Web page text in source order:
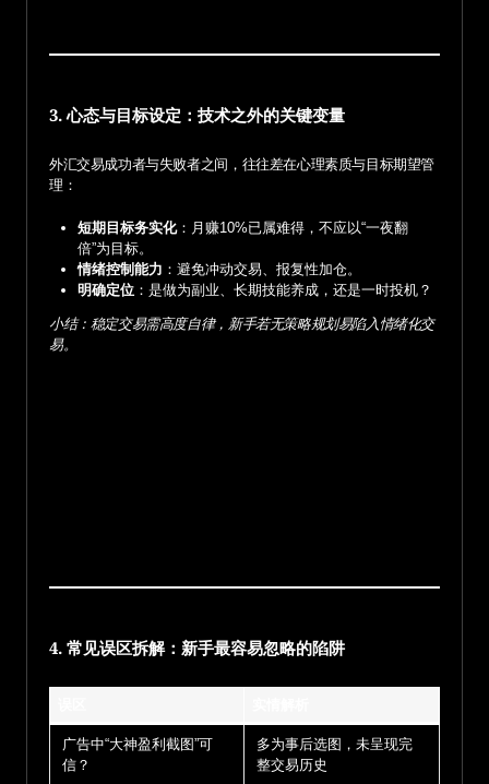
3. 心态与目标设定：技术之外的关键变量
外汇交易成功者与失败者之间，往往差在心理素质与目标期望管
理：
短期目标务实化：月赚10%已属难得，不应以“一夜翻
倍”为目标。
情绪控制能力 ：避免冲动交易、报复性加仓。
明确定位：是做为副业、长期技能养成，还是一时投机？
小结：稳定交易需高度自律，新手若无策略规划易陷入情绪化交
易。
4. 常见误区拆解：新手最容易忽略的陷阱
广告中“大神盈利截图”可
信？
多为事后选图，未呈现完
整交易历史